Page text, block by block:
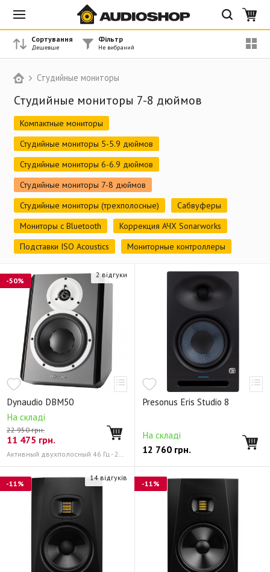
Студийные мониторы
Студийные мониторы 7-8 дюймов
Компактные мониторы
Студийные мониторы 5-5.9 дюймов
Студийные мониторы 6-6.9 дюймов
Студийные мониторы 7-8 дюймов
Студийные мониторы (трехполосные)
Сабвуферы
Мониторы с Bluetooth
Коррекция АЧХ Sonarworks
Подставки ISO Acoustics
Мониторные контроллеры
Dynaudio DBM50
На складі
22 950 грн.
11 475 грн.
Активный двухполосный 46 Гц - 21 кГц
2 відгуки
-50%
Presonus Eris Studio 8
На складі
12 760 грн.
14 відгуків
-11% -11%
Сортування Фільтр